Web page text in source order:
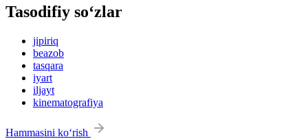
Tasodifiy so‘zlar
jipiriq
beazob
tasqara
iyart
iljayt
kinematografiya
Hammasini ko‘rish